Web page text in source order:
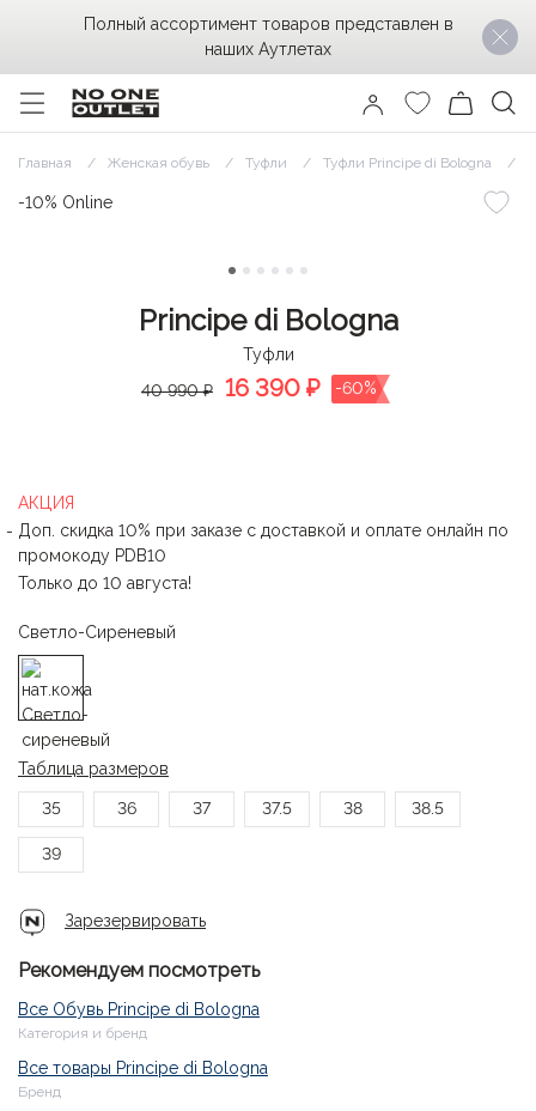
Главная Женская обувь Туфли Туфли Principe di Bologna
-10% Online
Principe di Bologna
Туфли
40 990 ₽
16 390 ₽ -60%
АКЦИЯ
Доп. скидка 10% при заказе с доставкой и оплате онлайн по
промокоду PDB10
Только до 10 августа!
Светло-Сиреневый
Таблица размеров
35 36 37 37.5 38 38.5
39
Зарезервировать
Рекомендуем посмотреть
Все Обувь Principe di Bologna
Категория и бренд
Все товары Principe di Bologna
Бренд
Полный ассортимент товаров представлен в
наших Аутлетах